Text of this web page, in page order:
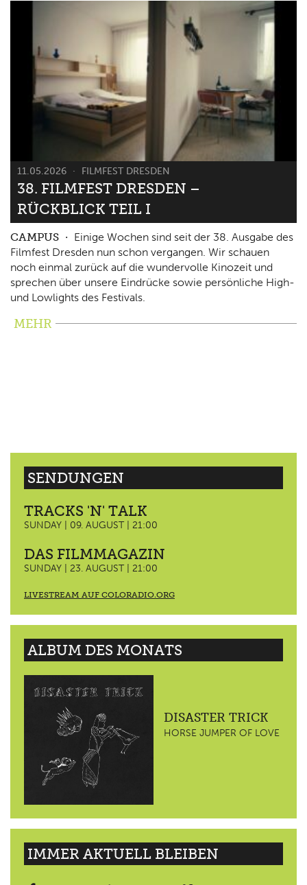
11.05.2026 FILMFEST DRESDEN
38. FILMFEST DRESDEN –
RÜCKBLICK TEIL I
CAMPUS
Einige Wochen sind seit der 38. Ausgabe des
Filmfest Dresden nun schon vergangen. Wir schauen
noch einmal zurück auf die wundervolle Kinozeit und
sprechen über unsere Eindrücke sowie persönliche High-
und Lowlights des Festivals.
MEHR
SENDUNGEN
TRACKS 'N' TALK
SUNDAY | 09. AUGUST | 21:00
DAS FILMMAGAZIN
SUNDAY | 23. AUGUST | 21:00
LIVESTREAM AUF COLORADIO.ORG
ALBUM DES MONATS
DISASTER TRICK
HORSE JUMPER OF LOVE
IMMER AKTUELL BLEIBEN